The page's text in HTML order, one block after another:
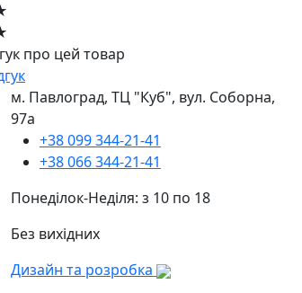
про цей товар
м. Павлоград, ТЦ "Куб", вул. Соборна,
97а
+38 099 344-21-41
+38 066 344-21-41
Понеділок-Неділя: з 10 по 18
Без вихідних
Дизайн та розробка